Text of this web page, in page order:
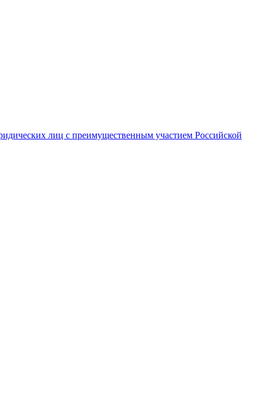
лиц с преимущественным участием Российской